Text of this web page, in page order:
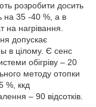
розробити досить
на 35 -40 %, а в
на нагрівання.
допускає
в цілому. Є сенс
обігріву – 20
методу отопки
%, ккд
– 90 відсотків.